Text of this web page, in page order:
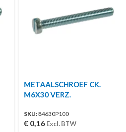
METAALSCHROEF CK.
M6X30 VERZ.
SKU: 84630P100
€ 0,16 Excl. BTW